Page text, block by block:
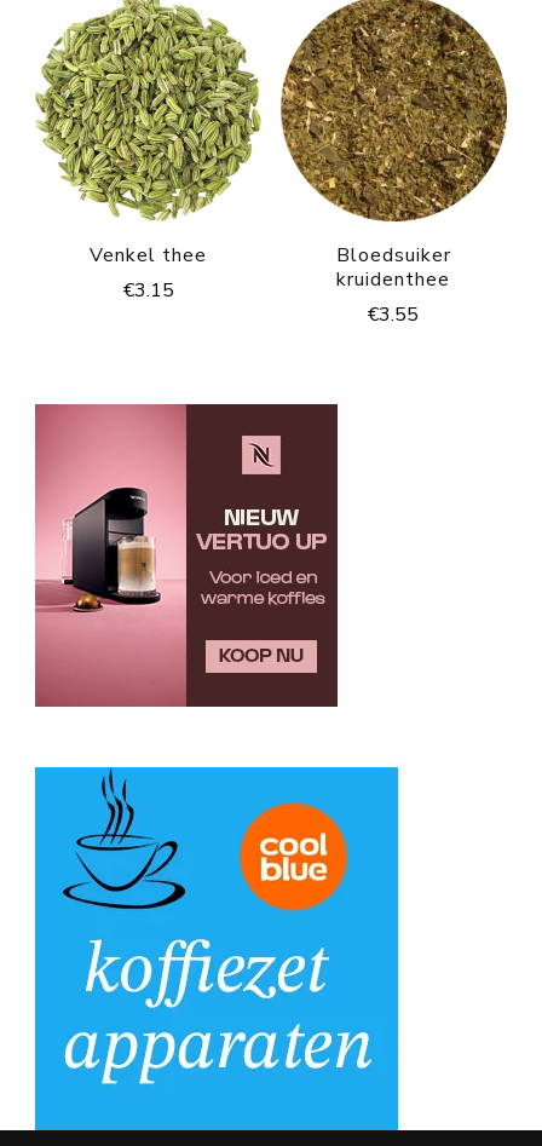
Venkel thee
€3.15
Bloedsuiker
kruidenthee
€3.55